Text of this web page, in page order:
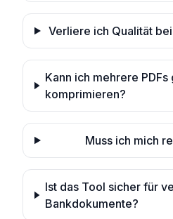
Verliere ich Qualität
Kann ich mehrere
komprimieren?
Muss ich mich
Ist das Tool sicher für
Bankdokumente?